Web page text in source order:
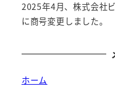
2025年4月、株式会社
に商号変更しました。
ホーム